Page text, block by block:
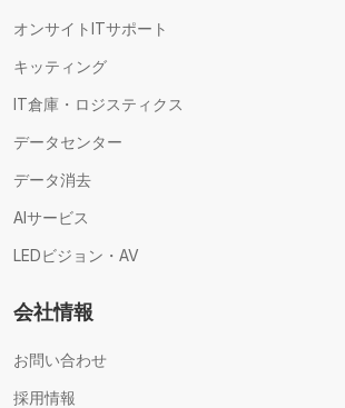
オンサイトITサポート
キッティング
IT倉庫・ロジスティクス
データセンター
データ消去
AIサービス
LEDビジョン・AV
会社情報
お問い合わせ
採用情報